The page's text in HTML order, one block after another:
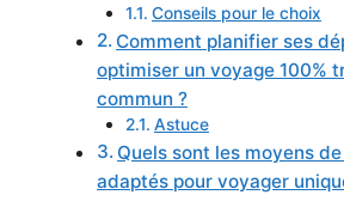
Conseils pour le choix
Comment planifier ses
optimiser un voyage 100%
commun ?
Astuce
Quels sont les moyens
adaptés pour voyager